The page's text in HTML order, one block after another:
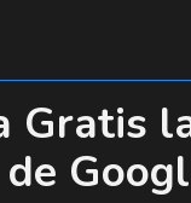
Gratis